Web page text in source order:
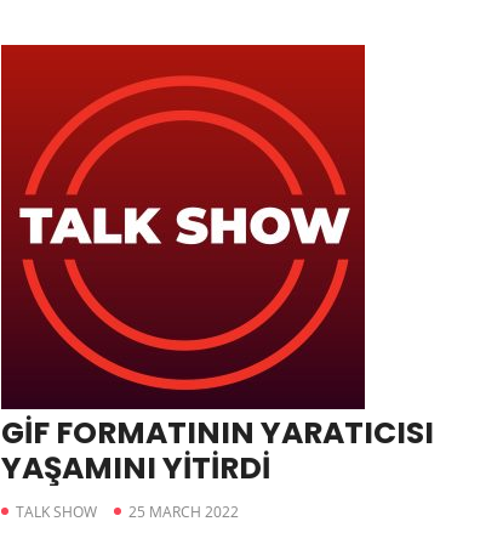
GİF FORMATININ YARATICISI
YAŞAMINI YİTİRDİ
TALK SHOW 25 MARCH 2022